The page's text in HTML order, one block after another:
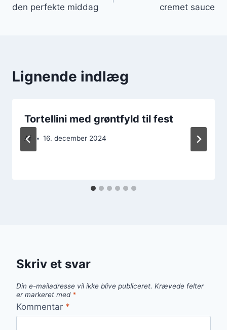
den perfekte middag
cremet sauce
Lignende indlæg
Tortellini med grøntfyld til fest
Af 16. december 2024
Skriv et svar
Din e-mailadresse vil ikke blive publiceret. Krævede felter
er markeret med *
Kommentar *